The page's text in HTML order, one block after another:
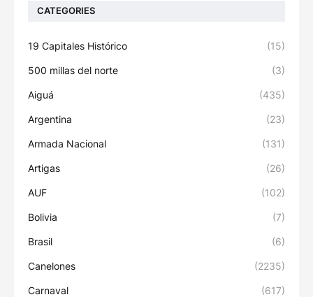
CATEGORIES
19 Capitales Histórico (15)
500 millas del norte (3)
Aiguá (435)
Argentina (23)
Armada Nacional (131)
Artigas (26)
AUF (102)
Bolivia (7)
Brasil (6)
Canelones (2235)
Carnaval (617)